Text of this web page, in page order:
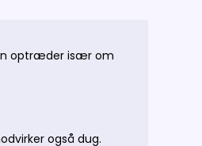
optræder især om
også dug.